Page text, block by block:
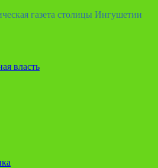
газета столицы Ингушетии
власть